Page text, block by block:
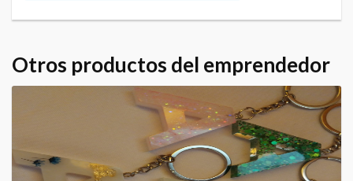
Otros productos del emprendedor